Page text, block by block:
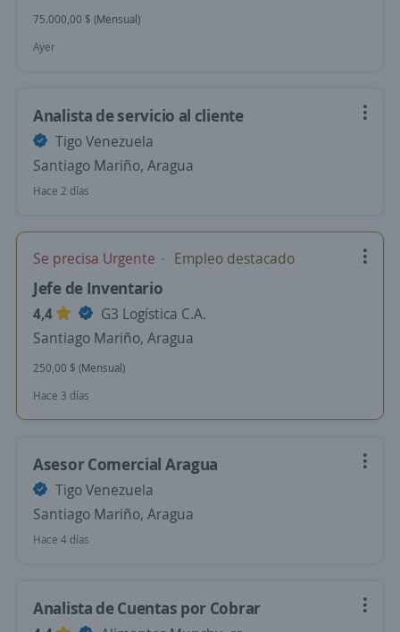
75.000,00 $ (Mensual)
Ayer
Analista de servicio al cliente
Tigo Venezuela
Santiago Mariño, Aragua
Hace 2 días
Se precisa Urgente Empleo destacado
Jefe de Inventario
4,4
G3 Logística C.A.
Santiago Mariño, Aragua
250,00 $ (Mensual)
Hace 3 días
Asesor Comercial Aragua
Tigo Venezuela
Santiago Mariño, Aragua
Hace 4 días
Analista de Cuentas por Cobrar